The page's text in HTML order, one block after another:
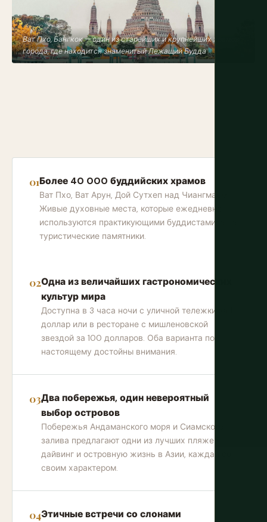
Ват Пхо, Бангкок — один из старейших и крупнейших храмов
города, где находится знаменитый Лежащий Будда
Более 40 000 буддийских храмов
Ват Пхо, Ват Арун, Дой Сутхеп над Чиангмаем.
Живые духовные места, которые ежедневно
используются практикующими буддистами, а не
туристические памятники.
Одна из величайших гастрономических
культур мира
Доступна в 3 часа ночи с уличной тележки за 1
доллар или в ресторане с мишленовской
звездой за 100 долларов. Оба варианта по-
настоящему достойны внимания.
Два побережья, один невероятный
выбор островов
Побережья Андаманского моря и Сиамского
залива предлагают одни из лучших пляжей,
дайвинг и островную жизнь в Азии, каждая со
своим характером.
Этичные встречи со слонами